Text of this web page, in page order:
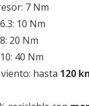
7 Nm
10 Nm
20 Nm
40 Nm
hasta 120